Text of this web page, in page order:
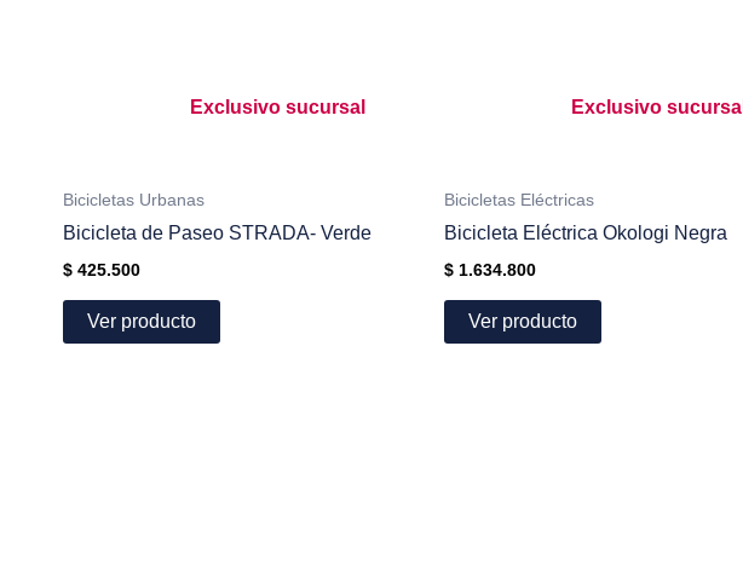
Exclusivo sucursal
Bicicletas Urbanas
Bicicleta de Paseo STRADA- Verde
$ 425.500
Ver producto
Exclusivo sucursal
Bicicletas Eléctricas
Bicicleta Eléctrica Okologi Negra
$ 1.634.800
Ver producto